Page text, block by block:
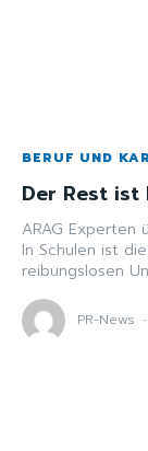
BERUF UND
Der Rest ist
ARAG Experten
In Schulen ist
reibungslosen
PR-News -